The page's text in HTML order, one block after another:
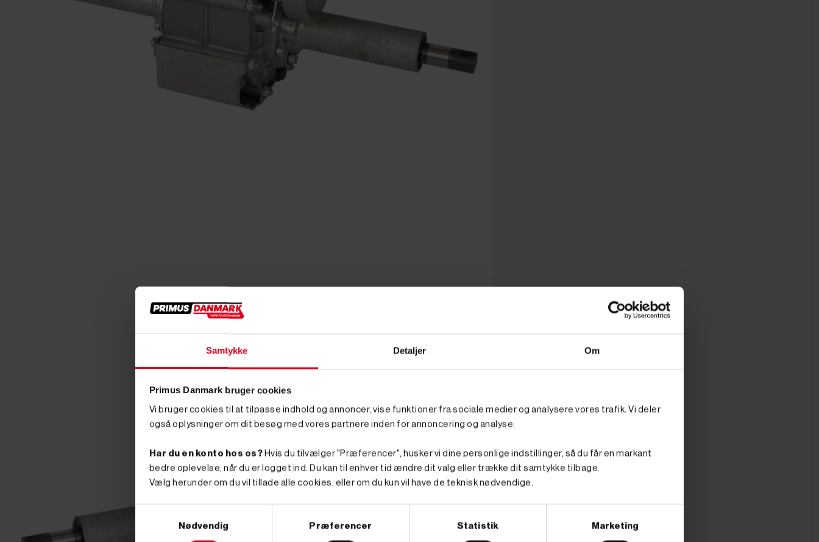
Samtykke Detaljer Om
Primus Danmark bruger cookies
Vi bruger cookies til at tilpasse indhold og annoncer, vise funktioner fra sociale medier og analysere vores trafik. Vi deler
også oplysninger om dit besøg med vores partnere inden for annoncering og analyse.
Har du en konto hos os? Hvis du tilvælger "Præferencer", husker vi dine personlige indstillinger, så du får en markant
bedre oplevelse, når du er logget ind. Du kan til enhver tid ændre dit valg eller trække dit samtykke tilbage.
Vælg herunder om du vil tillade alle cookies, eller om du kun vil have de teknisk nødvendige.
Nødvendig Præferencer Statistik Marketing